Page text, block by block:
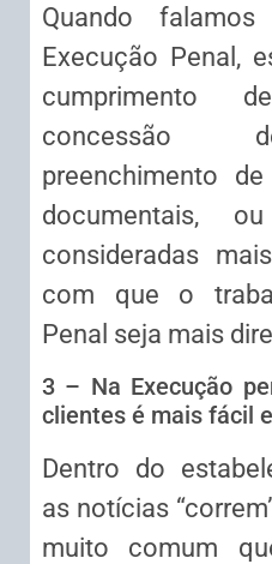
Quando
Execução Penal,
cumprimento
concessão
preenchimento
documentais,
consideradas
com que o
Penal seja mais
3 – Na Execução
clientes é mais fácil
Dentro do
as notícias
muito comum